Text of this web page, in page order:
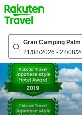
to
top
page
Gran Camping
21/08/2026 - 22/08/